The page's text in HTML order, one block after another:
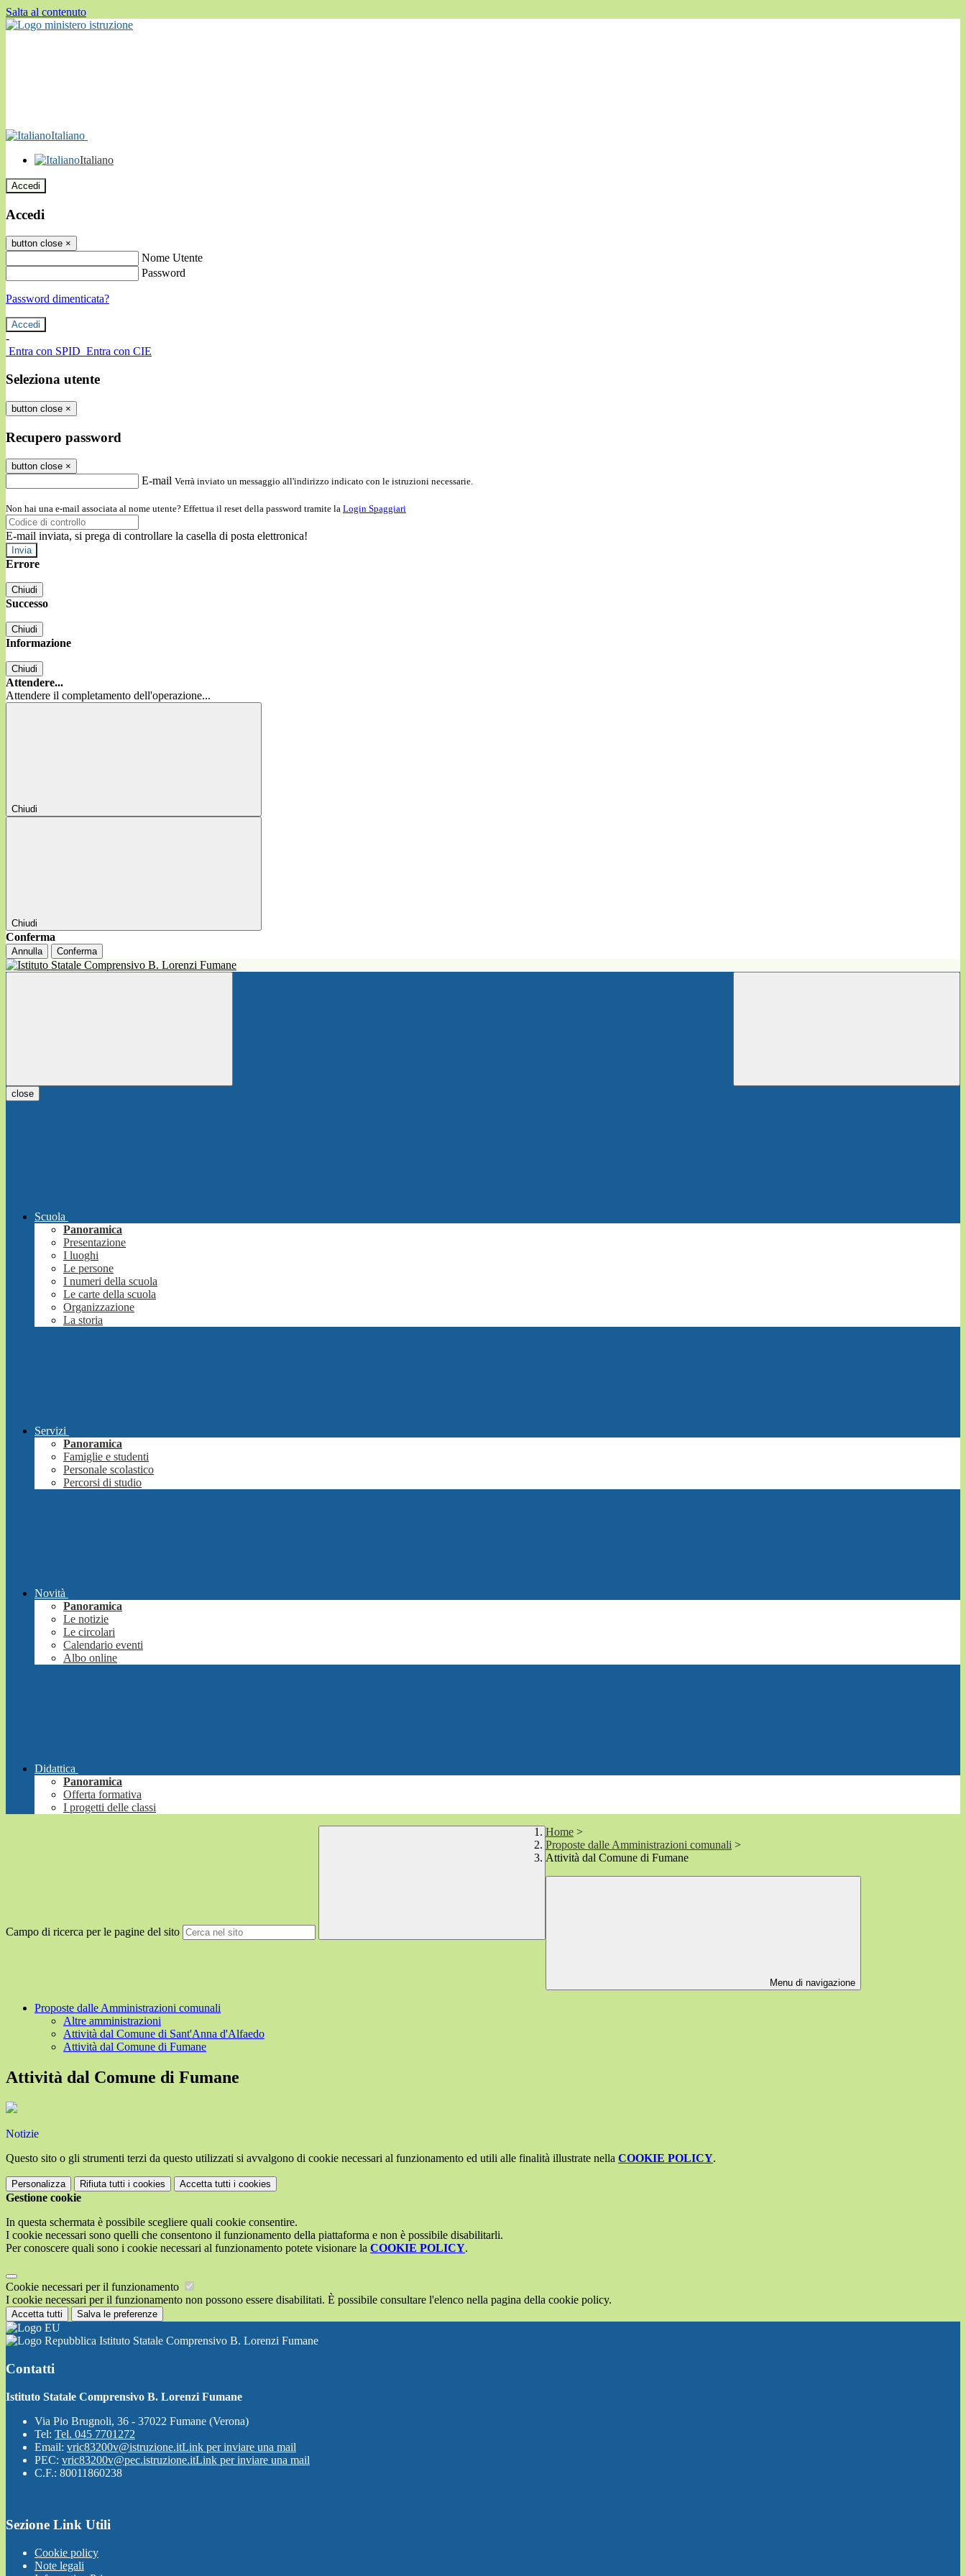
Salta al contenuto
Italiano
Italiano
Accedi
Accedi
button close ×
Nome Utente
Password
Password dimenticata?
-
Entra con SPID Entra con CIE
Seleziona utente
button close ×
Recupero password
button close ×
E-mail Verrà inviato un messaggio all'indirizzo indicato con le istruzioni necessarie.
Non hai una e-mail associata al nome utente? Effettua il reset della password tramite la Login Spaggiari
E-mail inviata, si prega di controllare la casella di posta elettronica!
Errore
Chiudi
Successo
Chiudi
Informazione
Chiudi
Attendere...
Attendere il completamento dell'operazione...
Chiudi
Chiudi
Conferma
Annulla Conferma
close
Scuola
Panoramica
Presentazione
I luoghi
Le persone
I numeri della scuola
Le carte della scuola
Organizzazione
La storia
Servizi
Panoramica
Famiglie e studenti
Personale scolastico
Percorsi di studio
Novità
Panoramica
Le notizie
Le circolari
Calendario eventi
Albo online
Didattica
Panoramica
Offerta formativa
I progetti delle classi
Campo di ricerca per le pagine del sito
Home >
Proposte dalle Amministrazioni comunali >
Attività dal Comune di Fumane
Menu di navigazione
Proposte dalle Amministrazioni comunali
Altre amministrazioni
Attività dal Comune di Sant'Anna d'Alfaedo
Attività dal Comune di Fumane
Attività dal Comune di Fumane
Notizie
Questo sito o gli strumenti terzi da questo utilizzati si avvalgono di cookie necessari al funzionamento ed utili alle finalità illustrate nella COOKIE POLICY.
Personalizza Rifiuta tutti i cookies Accetta tutti i cookies
Gestione cookie
In questa schermata è possibile scegliere quali cookie consentire.
I cookie necessari sono quelli che consentono il funzionamento della piattaforma e non è possibile disabilitarli.
Per conoscere quali sono i cookie necessari al funzionamento potete visionare la COOKIE POLICY.
Cookie necessari per il funzionamento
I cookie necessari per il funzionamento non possono essere disabilitati. È possibile consultare l'elenco nella pagina della cookie policy.
Accetta tutti Salva le preferenze
Istituto Statale Comprensivo B. Lorenzi Fumane
Contatti
Istituto Statale Comprensivo B. Lorenzi Fumane
Via Pio Brugnoli, 36 - 37022 Fumane (Verona)
Tel: Tel. 045 7701272
Email: vric83200v@istruzione.itLink per inviare una mail
PEC: vric83200v@pec.istruzione.itLink per inviare una mail
C.F.: 80011860238
Sezione Link Utili
Cookie policy
Note legali